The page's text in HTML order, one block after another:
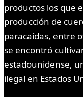
productos los que
producción de
paracaídas, entre
se encontró
estadounidense,
ilegal en Estados